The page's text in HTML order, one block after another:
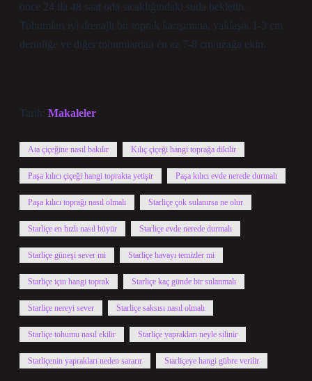
önce 24 ila 48 saat oda sıcaklığındaki suda bekletin.
Tohumları iyi drenajlı bir toprak karışımına, yaklaşık 1-3 cm
derinliğe ve diğer tohumlardan en az 7-8 cm uzağa ekin.
Tarih: Makaleler
Ata çiçeğine nasıl bakılır Kılıç çiçeği hangi toprağa dikilir
Paşa kılıcı çiçeği hangi toprakta yetişir Paşa kılıcı evde nerede durmalı
Paşa kılıcı toprağı nasıl olmalı Starliçe çok sulanırsa ne olur
Starliçe en hızlı nasıl büyür Starliçe evde nerede durmalı
Starliçe güneşi sever mi Starliçe havayı temizler mi
Starliçe için hangi toprak Starliçe kaç günde bir sulanmalı
Starliçe nereyi sever Starliçe saksısı nasıl olmalı
Starliçe tohumu nasıl ekilir Starliçe yaprakları neyle silinir
Starliçenin yaprakları neden sararır Starliçeye hangi gübre verilir